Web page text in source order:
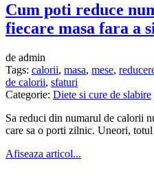
Cum poti reduce
fiecare masa fara a
de admin
Tags: calorii, masa, mese,
de calorii, sfaturi
Categorie: Diete si cure de slabire
Sa reduci din numarul de calorii
care sa o porti zilnic. Uneori,
Afiseaza articol...